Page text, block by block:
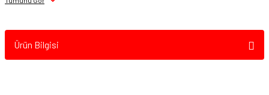
Ürün Bilgisi